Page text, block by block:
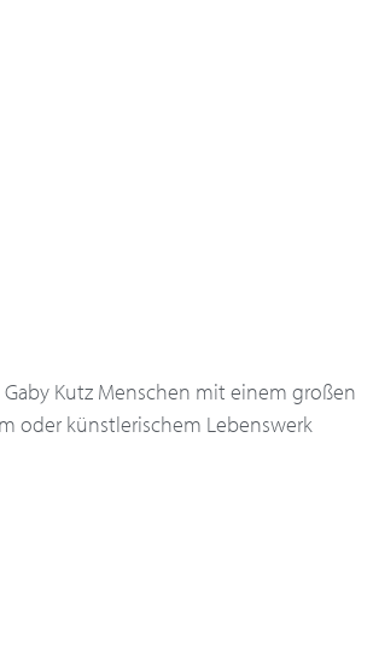
Kutz Menschen mit einem großen
oder künstlerischem Lebenswerk